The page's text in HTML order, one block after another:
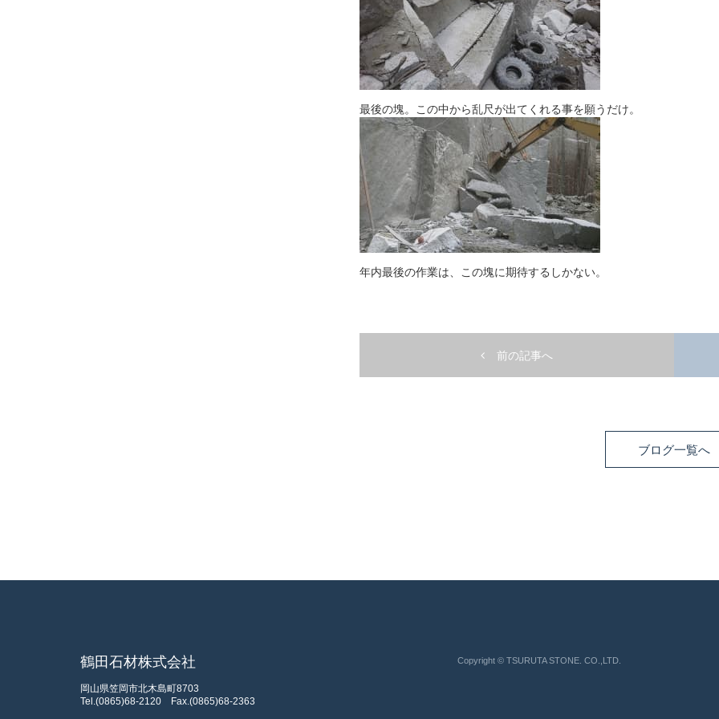
最後の塊。この中から乱尺が出てくれる事を願うだけ。
年内最後の作業は、この塊に期待するしかない。
前の記事へ
ブログ一覧へ
鶴田石材株式会社
岡山県笠岡市北木島町8703
Tel.(0865)68-2120
Fax.(0865)68-2363
Copyright © TSURUTA STONE. CO.,LTD.